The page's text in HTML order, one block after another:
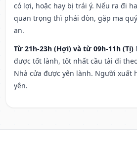
có lợi, hoặc hay bị trái ý. Nếu ra đi
quan trọng thì phải đòn, gặp ma
an.
Từ 21h-23h (Hợi) và từ 09h-11h (Tị)
được tốt lành, tốt nhất cầu tài đi
Nhà cửa được yên lành. Người xuất
yên.